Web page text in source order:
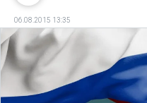
06.08.2015 13:35